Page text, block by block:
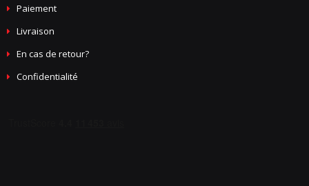
Paiement
Livraison
En cas de retour?
Confidentialité